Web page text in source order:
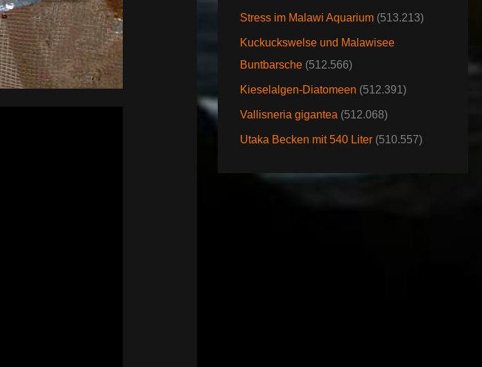
Stress im Malawi Aquarium (513.213)
Kuckuckswelse und Malawisee
Buntbarsche (512.566)
Kieselalgen-Diatomeen (512.391)
Vallisneria gigantea (512.068)
Utaka Becken mit 540 Liter (510.557)